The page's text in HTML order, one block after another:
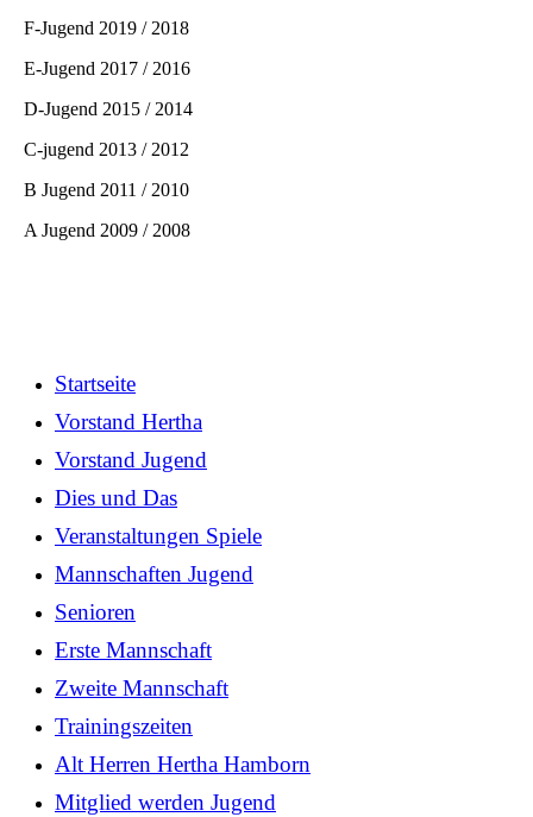
F-Jugend 2019 / 2018
E-Jugend 2017 / 2016
D-Jugend 2015 / 2014
C-jugend 2013 / 2012
B Jugend 2011 / 2010
A Jugend 2009 / 2008
Startseite
Vorstand Hertha
Vorstand Jugend
Dies und Das
Veranstaltungen Spiele
Mannschaften Jugend
Senioren
Erste Mannschaft
Zweite Mannschaft
Trainingszeiten
Alt Herren Hertha Hamborn
Mitglied werden Jugend